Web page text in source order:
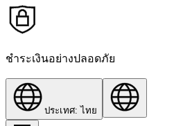
ชำระเงินอย่างปลอดภัย
ประเทศ: ไทย